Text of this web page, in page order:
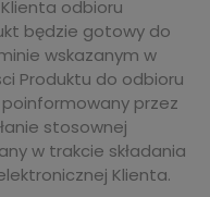
odbioru
będzie gotowy do
wskazanym w
Produktu do odbioru
przez
stosownej
w trakcie składania
Klienta.